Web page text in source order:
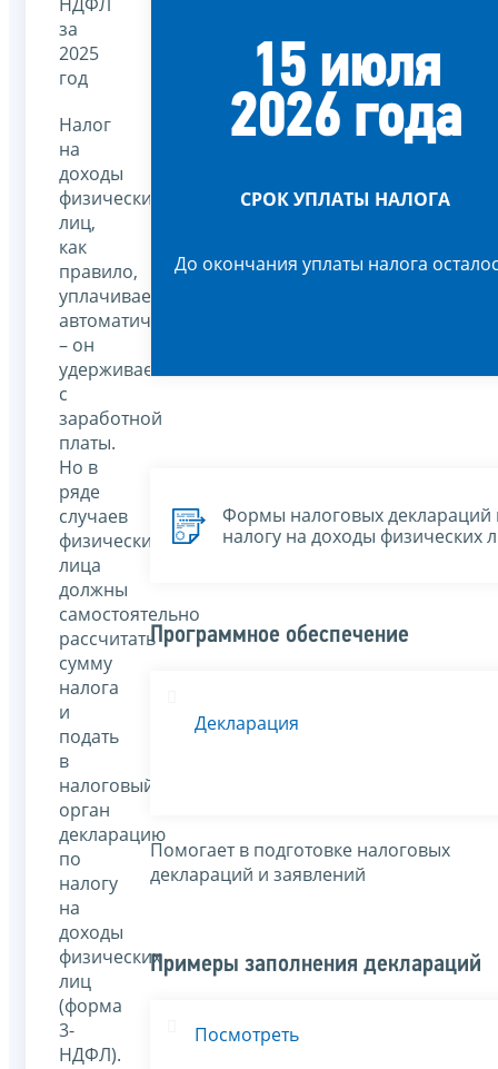
за
2025
год
Налог
на
доходы
физических
лиц,
как
правило,
уплачивается
автоматически
– он
удерживается
с
заработной
платы.
Но в
ряде
случаев
физические
лица
должны
самостоятельно
рассчитать
сумму
налога
и
подать
в
налоговый
орган
декларацию
по
налогу
на
доходы
физических
лиц
(форма
3-
НДФЛ).
15 июля
2026 года
СРОК УПЛАТЫ НАЛОГА
До окончания уплаты налога
Формы налоговых деклараций
налогу на доходы физических
Программное обеспечение
Декларация
Помогает в подготовке налоговых
деклараций и заявлений
Примеры заполнения деклараций
Посмотреть